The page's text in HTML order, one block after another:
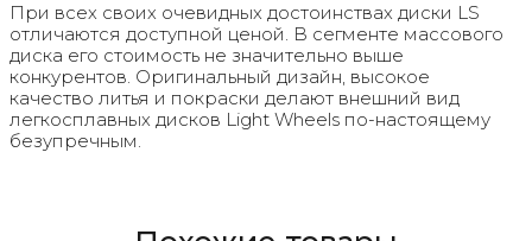
При всех своих очевидных достоинствах диски LS
отличаются доступной ценой. В сегменте массового
диска его стоимость не значительно выше
конкурентов. Оригинальный дизайн, высокое
качество литья и покраски делают внешний вид
легкосплавных дисков Light Wheels по-настоящему
безупречным.